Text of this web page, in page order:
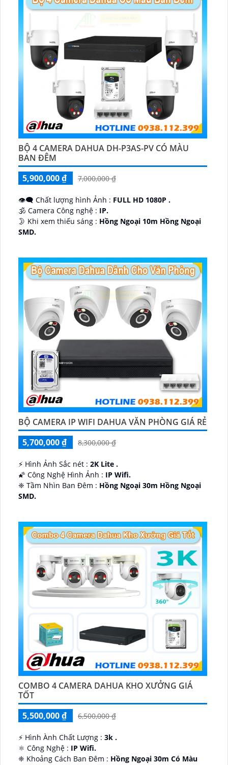
BỘ 4 CAMERA DAHUA DH-P3AS-PV CÓ MÀU
BAN ĐÊM
5,900,000 ₫
7,000,000 ₫
👁️‍🗨 Chất lượng hình Ảnh : FULL HD 1080P .
🕉️ Camera Công nghệ : IP.
🌛 Khi xem thiếu sáng : Hồng Ngoại 10m Hồng Ngoại
SMD.
BỘ CAMERA IP WIFI DAHUA VĂN PHÒNG GIÁ RẺ
5,700,000 ₫
8,300,000 ₫
️⚡ Hình Ảnh Sắc nét : 2K Lite .
🌠 Công Nghệ Hình Ảnh : IP Wifi.
❈ Tầm Nhìn Ban Đêm : Hồng Ngoại 30m Hồng Ngoại
SMD.
COMBO 4 CAMERA DAHUA KHO XƯỞNG GIÁ
TỐT
5,500,000 ₫
6,500,000 ₫
️⚡ Hình Ành Chất Lượng : 3k .
⚛️ Công Nghệ : IP Wifi.
❈ Khoảng Cách Ban Đêm : Hồng Ngoại 30m Có Màu